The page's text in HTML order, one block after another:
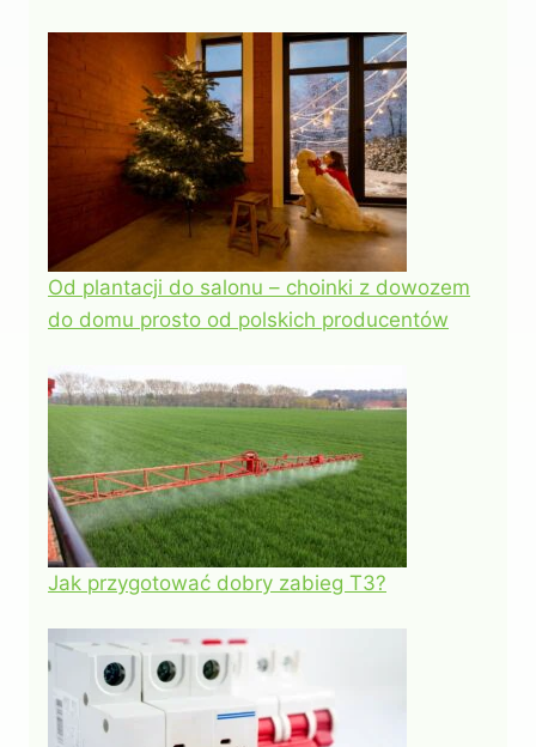
Od plantacji do salonu – choinki z dowozem
do domu prosto od polskich producentów
Jak przygotować dobry zabieg T3?